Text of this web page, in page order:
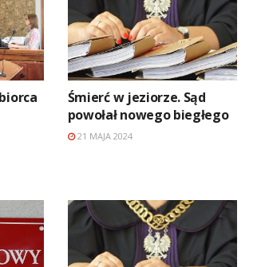
Śmierć w jeziorze. Sąd
powołał nowego biegłego
21 MAJA 2024